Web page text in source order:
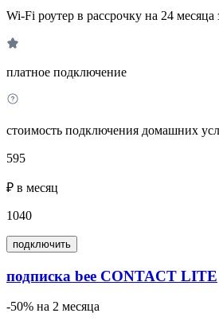
Wi-Fi роутер в рассрочку на 24 месяца
платное подключение
стоимость подключения домашних
595
₽ в месяц
1040
подключить
подписка bee CONTACT LITE
-50% на 2 месяца